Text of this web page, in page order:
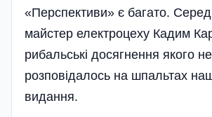
«Перспективи» є багато.
майстер електроцеху Кадим
рибальські досягнення якого
розповідалось на шпальтах
видання.